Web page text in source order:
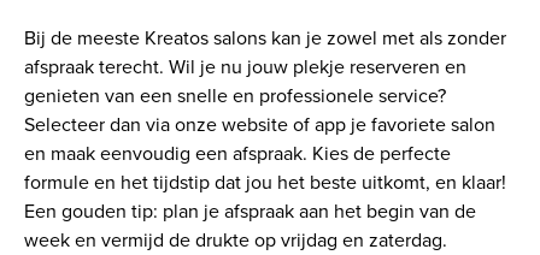
Bij de meeste Kreatos salons kan je zowel met als zonder
afspraak terecht. Wil je nu jouw plekje reserveren en
genieten van een snelle en professionele service?
Selecteer dan via onze website of app je favoriete salon
en maak eenvoudig een afspraak. Kies de perfecte
formule en het tijdstip dat jou het beste uitkomt, en klaar!
Een gouden tip: plan je afspraak aan het begin van de
week en vermijd de drukte op vrijdag en zaterdag.